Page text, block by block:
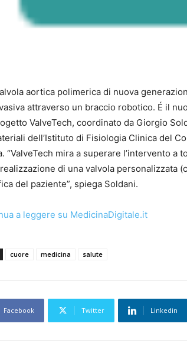
aortica polimerica di nuova
attraverso un braccio robotico. É il
ValveTech, coordinato da Giorgio
dell’Istituto di Fisiologia Clinica del
“ValveTech mira a superare l’intervento
di una valvola personalizzata
del paziente”, spiega Soldani.
a leggere su MedicinaDigitale.it
cuore medicina salute
Facebook Twitter Linkedin